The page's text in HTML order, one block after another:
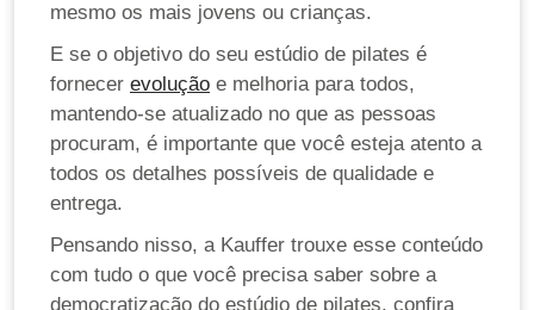
mesmo os mais jovens ou crianças.
E se o objetivo do seu estúdio de pilates é
fornecer evolução e melhoria para todos,
mantendo-se atualizado no que as pessoas
procuram, é importante que você esteja atento a
todos os detalhes possíveis de qualidade e
entrega.
Pensando nisso, a Kauffer trouxe esse conteúdo
com tudo o que você precisa saber sobre a
democratização do estúdio de pilates, confira